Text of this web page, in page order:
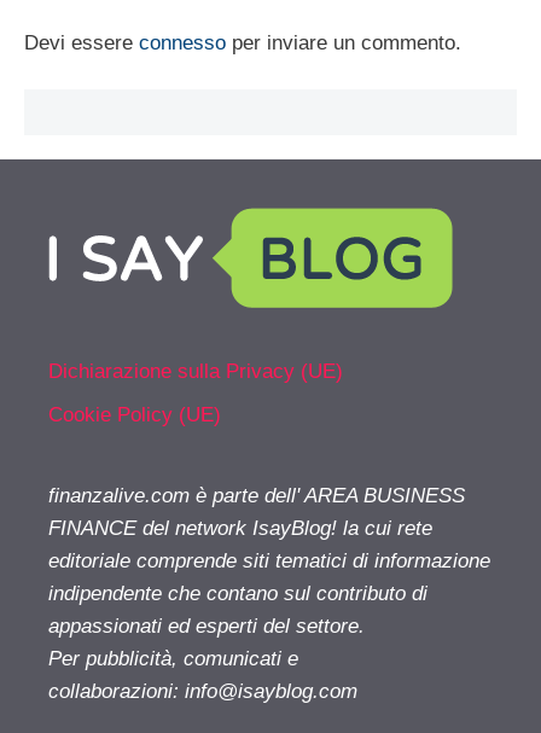
Devi essere connesso per inviare un commento.
Dichiarazione sulla Privacy (UE)
Cookie Policy (UE)
finanzalive.com è parte dell' AREA BUSINESS
FINANCE del network IsayBlog! la cui rete
editoriale comprende siti tematici di informazione
indipendente che contano sul contributo di
appassionati ed esperti del settore.
Per pubblicità, comunicati e
collaborazioni: info@isayblog.com